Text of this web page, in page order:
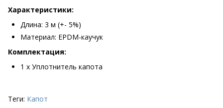
Характеристики:
Длина: 3 м (+- 5%)
Материал: EPDM-каучук
Комплектация:
1 х Уплотнитель капота
Теги: Капот